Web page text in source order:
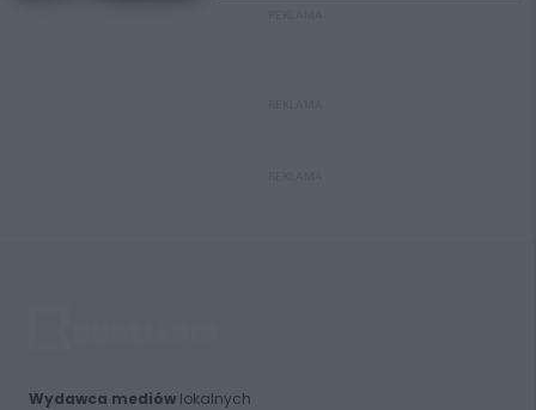
Wydawca mediówlokalnych